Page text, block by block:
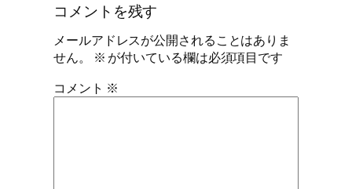
コメントを残す
メールアドレスが公開されることはありま
せん。
※ が付いている欄は必須項目です
コメント ※